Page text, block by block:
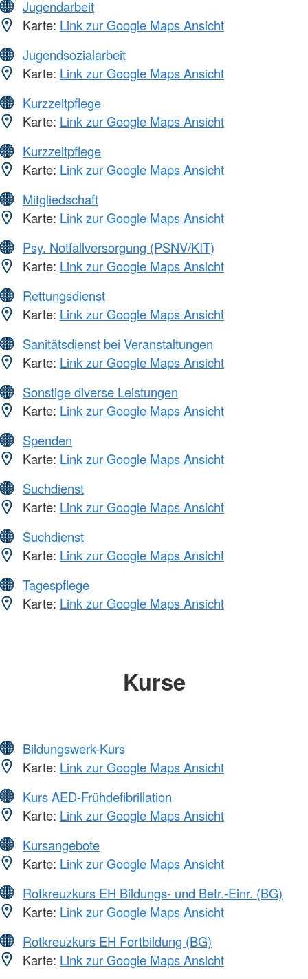
Jugendarbeit
Karte: Link zur Google Maps Ansicht
Jugendsozialarbeit
Karte: Link zur Google Maps Ansicht
Kurzzeitpflege
Karte: Link zur Google Maps Ansicht
Kurzzeitpflege
Karte: Link zur Google Maps Ansicht
Mitgliedschaft
Karte: Link zur Google Maps Ansicht
Psy. Notfallversorgung (PSNV/KIT)
Karte: Link zur Google Maps Ansicht
Rettungsdienst
Karte: Link zur Google Maps Ansicht
Sanitätsdienst bei Veranstaltungen
Karte: Link zur Google Maps Ansicht
Sonstige diverse Leistungen
Karte: Link zur Google Maps Ansicht
Spenden
Karte: Link zur Google Maps Ansicht
Suchdienst
Karte: Link zur Google Maps Ansicht
Suchdienst
Karte: Link zur Google Maps Ansicht
Tagespflege
Karte: Link zur Google Maps Ansicht
Kurse
Bildungswerk-Kurs
Karte: Link zur Google Maps Ansicht
Kurs AED-Frühdefibrillation
Karte: Link zur Google Maps Ansicht
Kursangebote
Karte: Link zur Google Maps Ansicht
Rotkreuzkurs EH Bildungs- und Betr.-Einr. (BG)
Karte: Link zur Google Maps Ansicht
Rotkreuzkurs EH Fortbildung (BG)
Karte: Link zur Google Maps Ansicht